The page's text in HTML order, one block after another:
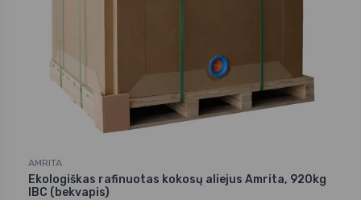
AMRITA
Ekologiškas rafinuotas kokosų aliejus Amrita, 920kg
IBC (bekvapis)